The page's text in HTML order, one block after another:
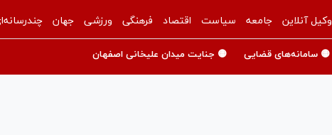
وکیل آنلاین جامعه سیاست اقتصاد فرهنگی ورزشی جهان
🟡 سامانه‌های قضایی 🟡 جنایت میدان علیخانی اصفهان